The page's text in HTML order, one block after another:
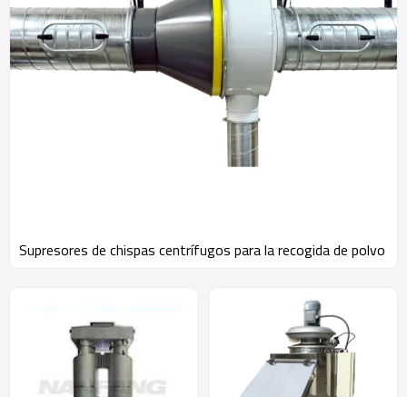
Supresores de chispas centrífugos para la recogida de polvo